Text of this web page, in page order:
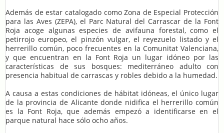
Además de estar catalogado como Zona de Especial Protección
para las Aves (ZEPA), el Parc Natural del Carrascar de la Font
Roja acoge algunas especies de avifauna forestal, como el
petirrojo europeo, el pinzón vulgar, el reyezuelo listado y el
herrerillo común, poco frecuentes en la Comunitat Valenciana,
y que encuentran en la Font Roja un lugar idóneo por las
características de sus bosques: mediterráneo adulto con
presencia habitual de carrascas y robles debido a la humedad.
A causa a estas condiciones de hábitat idóneas, el único lugar
de la provincia de Alicante donde nidifica el herrerillo común
es la Font Roja, que además empezó a identificarse en el
parque natural hace sólo ocho años.